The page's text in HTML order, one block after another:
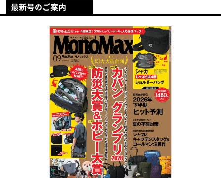
最新号のご案内